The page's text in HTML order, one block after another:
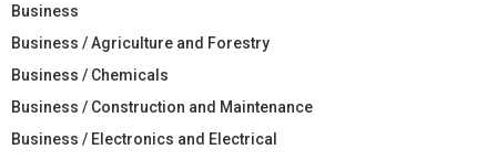
Business
Business / Agriculture and Forestry
Business / Chemicals
Business / Construction and Maintenance
Business / Electronics and Electrical